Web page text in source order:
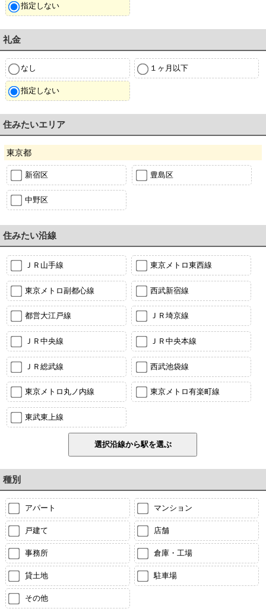
指定しない
礼金
なし １ヶ月以下
指定しない
住みたいエリア
東京都
新宿区 豊島区
中野区
住みたい沿線
ＪＲ山手線 東京メトロ東西線
東京メトロ副都心線 西武新宿線
都営大江戸線 ＪＲ埼京線
ＪＲ中央線 ＪＲ中央本線
ＪＲ総武線 西武池袋線
東京メトロ丸ノ内線 東京メトロ有楽町線
東武東上線
種別
アパート マンション
戸建て 店舗
事務所 倉庫・工場
貸土地 駐車場
その他